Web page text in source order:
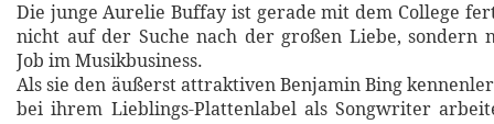
Die junge Aurelie Buffay ist gerade mit dem College
nicht auf der Suche nach der großen Liebe, sondern
Job im Musikbusiness.
Als sie den äußerst attraktiven Benjamin Bing
bei ihrem Lieblings-Plattenlabel als Songwriter